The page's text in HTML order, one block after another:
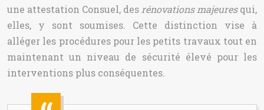
une attestation Consuel, des rénovations majeuresqui,
elles, y sont soumises. Cette distinction vise à
alléger les procédures pour les petits travaux tout en
maintenant un niveau de sécurité élevé pour les
interventions plus conséquentes.